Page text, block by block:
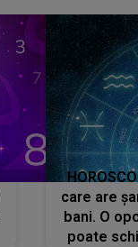
care are
bani. O
poate